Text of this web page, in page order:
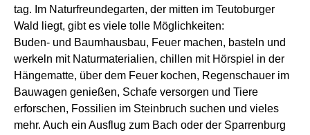
tag. Im Naturfreundegarten, der mitten im Teutoburger
Wald liegt, gibt es viele tolle Möglichkeiten:
Buden- und Baumhausbau, Feuer machen, basteln und
werkeln mit Naturmaterialien, chillen mit Hörspiel in der
Hängematte, über dem Feuer kochen, Regenschauer im
Bauwagen genießen, Schafe versorgen und Tiere
erforschen, Fossilien im Steinbruch suchen und vieles
mehr. Auch ein Ausflug zum Bach oder der Sparrenburg